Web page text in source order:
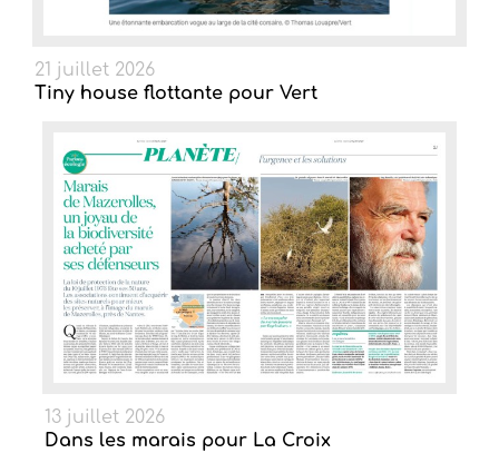
21 juillet 2026
Tiny house flottante pour Vert
13 juillet 2026
Dans les marais pour La Croix